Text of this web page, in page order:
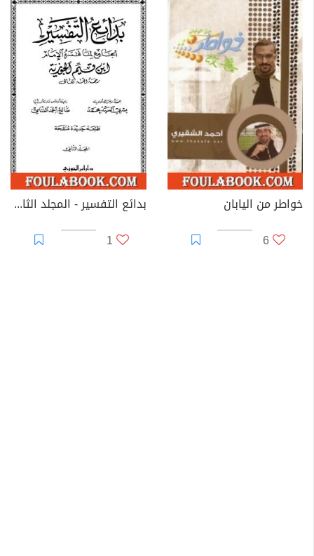
خواطر من اليابان
6
بدائع التفسير - المجلد الثاني
1